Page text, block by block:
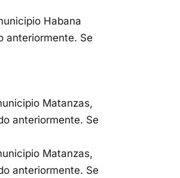
Habana
anteriormente. Se
Matanzas,
anteriormente. Se
Matanzas,
anteriormente. Se